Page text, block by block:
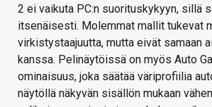
2 ei vaikuta PC:n suorituskykyyn, sillä
itsenäisesti. Molemmat mallit tukevat
virkistystaajuutta, mutta eivät samaan
kanssa. Pelinäytöissä on myös Auto
ominaisuus, joka säätää väriprofiilia
näytöllä näkyvän sisällön mukaan